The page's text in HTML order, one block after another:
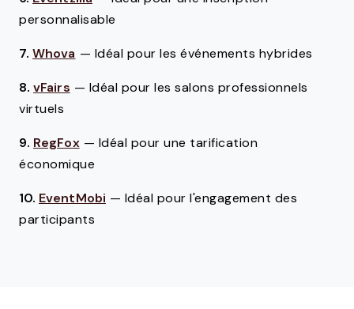
personnalisable
7. Whova — Idéal pour les événements hybrides
8. vFairs — Idéal pour les salons professionnels
virtuels
9. RegFox — Idéal pour une tarification
économique
10. EventMobi — Idéal pour l'engagement des
participants